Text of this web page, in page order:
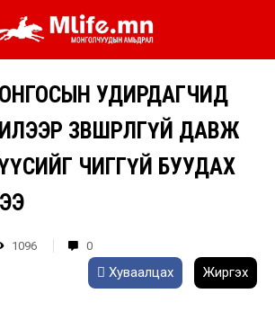
УДИРДАГЧИД
ЗӨВШӨӨРӨЛГҮЙ ДАВЖ
ӨЧИГГҮЙ БУУДАХ
1096 0
Хуваалцах Жиргэх